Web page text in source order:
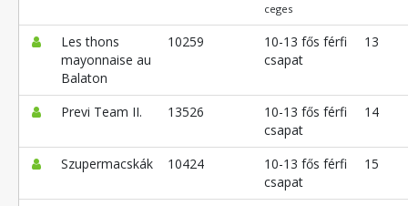
ceges
Les thons
mayonnaise au
Balaton
10259
10-13 fős férfi
csapat
13
Previ Team II. 13526
10-13 fős férfi
csapat
14
Szupermacskák 10424
10-13 fős férfi
csapat
15